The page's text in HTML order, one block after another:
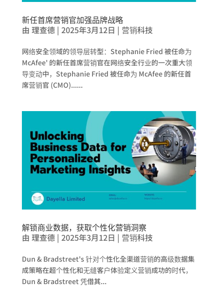
新任首席营销官加强品牌战略
由 理查德| 2025年3月12日 | 营销科技
网络安全领域的领导层转型：Stephanie Fried 被任命为
McAfee' 的新任首席营销官在网络安全行业的一次重大领
导变动中，Stephanie Fried 被任命为 McAfee 的新任首
席营销官 (CMO)......
解锁商业数据，获取个性化营销洞察
由 理查德| 2025年3月12日 | 营销科技
Dun & Bradstreet's 针对个性化全渠道营销的高级数据集
成策略在超个性化和无缝客户体验定义营销成功的时代，
Dun & Bradstreet 凭借其...